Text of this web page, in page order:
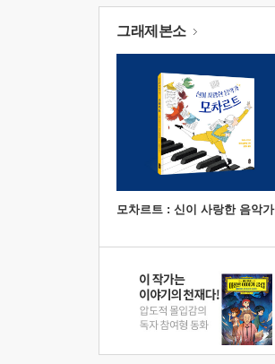
그래제본소
모차르트 : 신이 사랑한 음악가